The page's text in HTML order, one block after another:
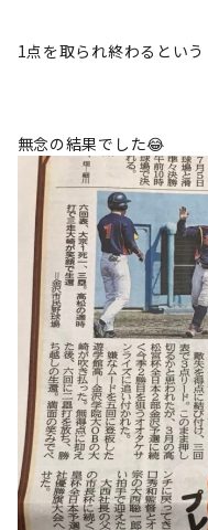
1点を取られ終わるという
無念の結果でした😂